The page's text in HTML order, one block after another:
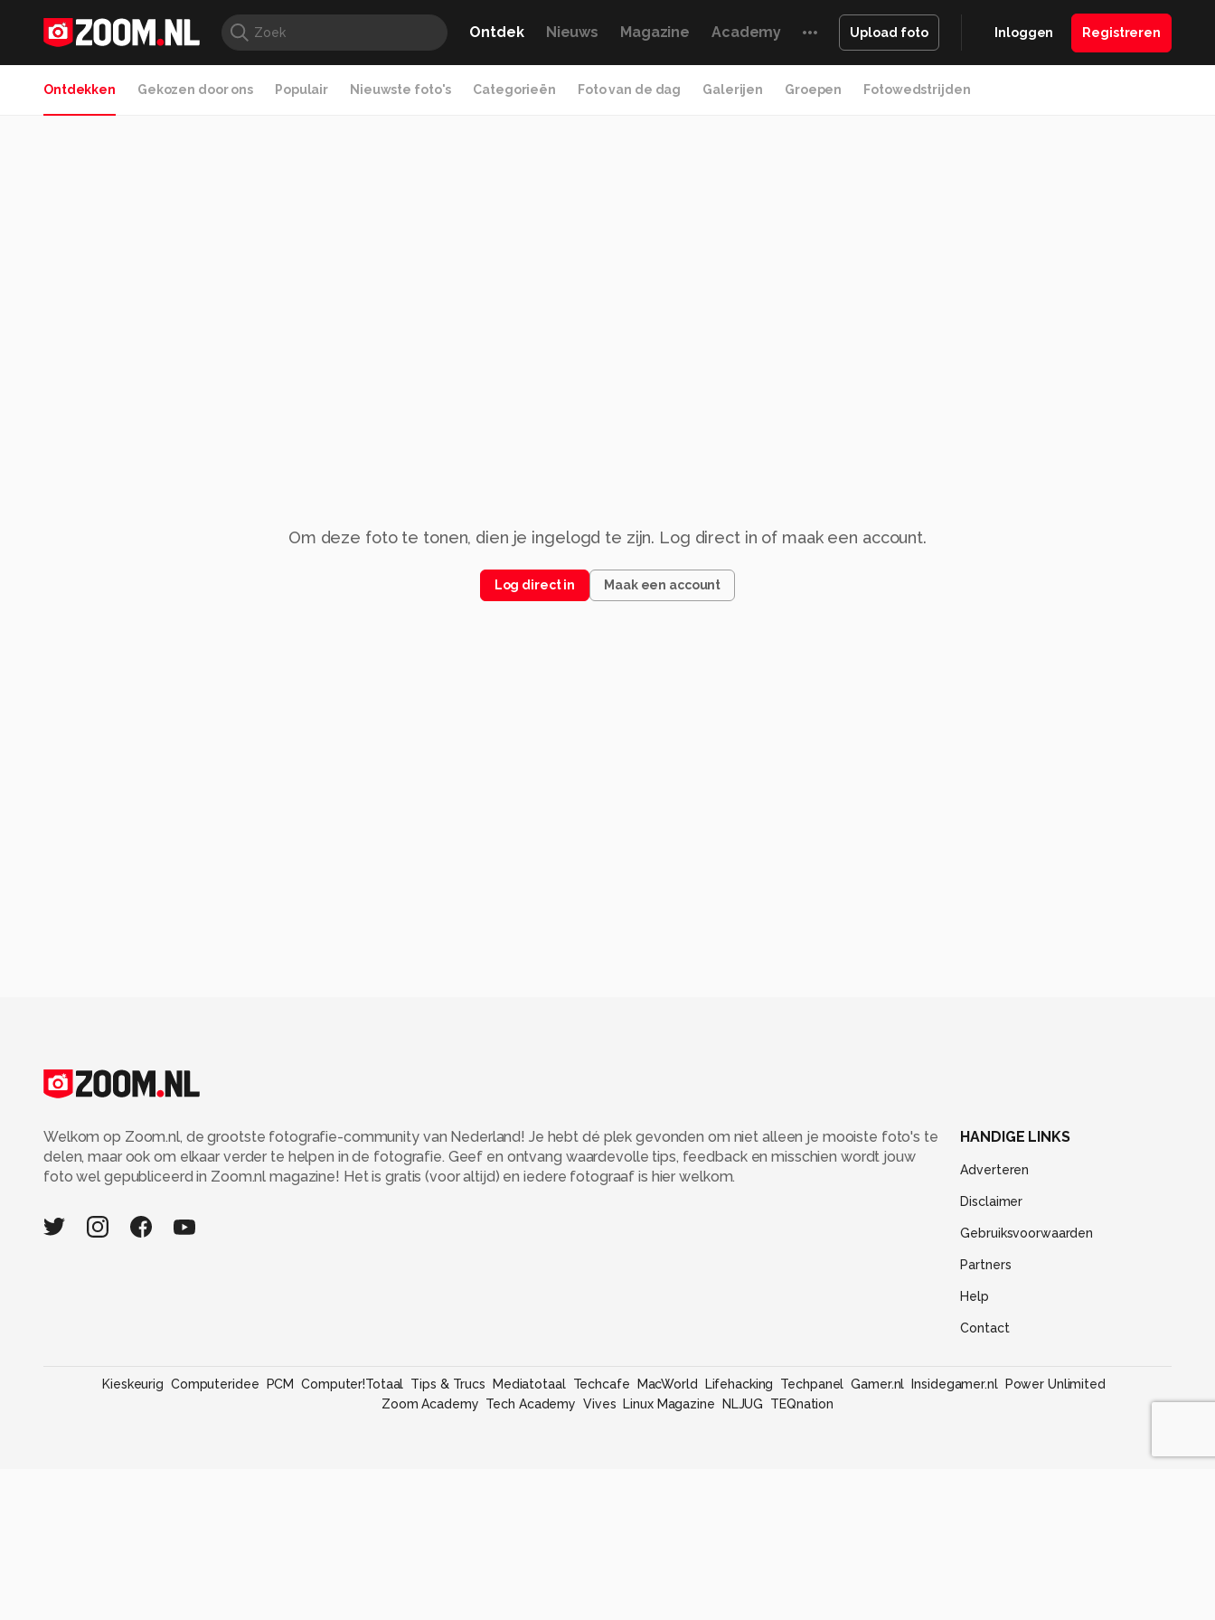
Ontdek Nieuws Magazine Academy Upload foto Inloggen Registreren
Ontdekken Gekozen door ons Populair Nieuwste foto's Categorieën Foto van de dag Galerijen Groepen Fotowedstrijden
Om deze foto te tonen, dien je ingelogd te zijn. Log direct in of maak een account.
Log direct in Maak een account
Welkom op Zoom.nl, de grootste fotografie-community van Nederland! Je hebt dé plek gevonden om niet alleen je mooiste foto's te
delen, maar ook om elkaar verder te helpen in de fotografie. Geef en ontvang waardevolle tips, feedback en misschien wordt jouw
foto wel gepubliceerd in Zoom.nl magazine! Het is gratis (voor altijd) en iedere fotograaf is hier welkom.
HANDIGE LINKS
Adverteren
Disclaimer
Gebruiksvoorwaarden
Partners
Help
Contact
Kieskeurig Computeridee PCM Computer!Totaal Tips & Trucs Mediatotaal Techcafe MacWorld Lifehacking Techpanel Gamer.nl Insidegamer.nl
Power Unlimited
Zoom Academy Tech Academy Vives Linux Magazine NLJUG TEQnation